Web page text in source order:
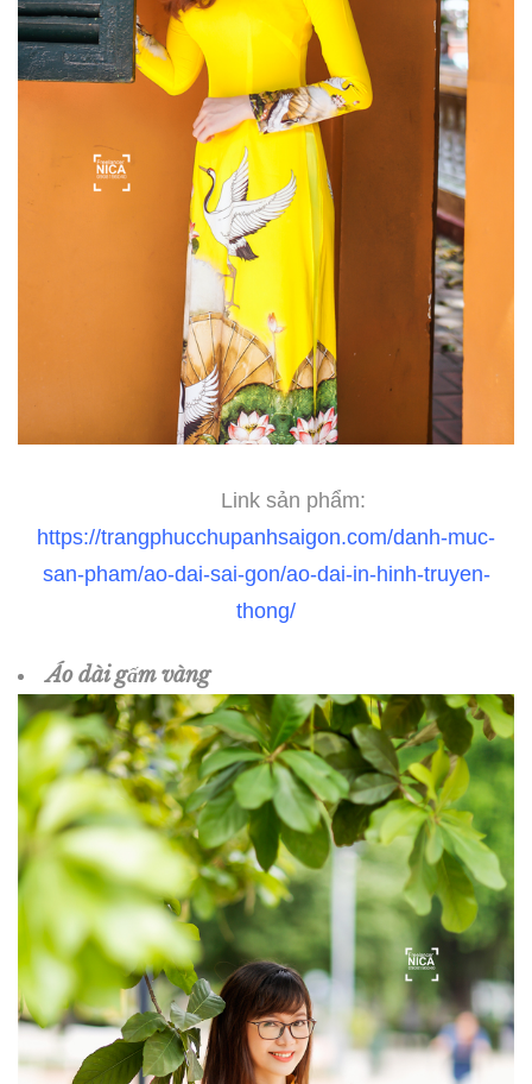
Link sản phẩm:
https://trangphucchupanhsaigon.com/danh-muc-
san-pham/ao-dai-sai-gon/ao-dai-in-hinh-truyen-
thong/
Áo dài gấm vàng